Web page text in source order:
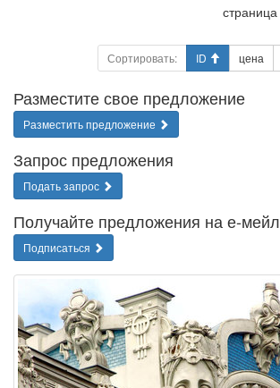
страница
Сортировать: ID цена
Разместите свое предложение
Разместить предложение
Запрос предложения
Подать запрос
Получайте предложения на е-мейл
Подписаться